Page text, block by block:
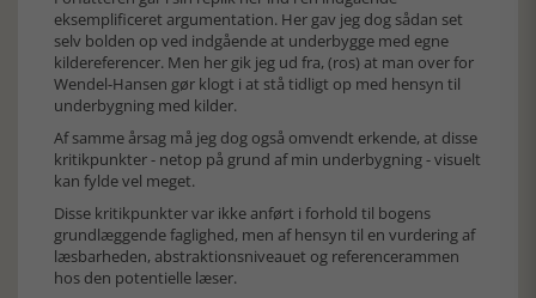
eksemplificeret argumentation. Her gav jeg dog sådan set
selv bolden op ved indgående at underbygge med egne
kildereferencer. Men her gik jeg ud fra, (ros) at man over for
Wendel-Hansen gør klogt i at stå tidligt op med hensyn til
underbygning med kilder.
Af samme årsag må jeg dog også omvendt erkende, at disse
kritikpunkter - netop på grund af min underbygning - visuelt
kan fylde vel meget.
Disse kritikpunkter var ikke anført i forhold til bogens
grundlæggende faglighed, men af hensyn til en vurdering af
læsbarheden, abstraktionsniveauet og referencerammen
hos den potentielle læser.